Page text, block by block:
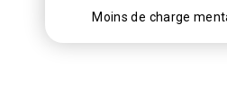
Moins de charge